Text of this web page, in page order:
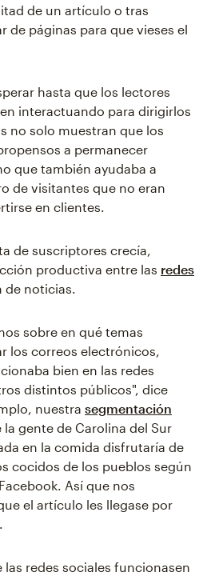
de un artículo o tras
de páginas para que vieses el
hasta que los lectores
interactuando para dirigirlos
no solo muestran que los
a permanecer
que también ayudaba a
de visitantes que no eran
en clientes.
de suscriptores crecía,
productiva entre las redes
de noticias.
sobre en qué temas
los correos electrónicos,
bien en las redes
distintos públicos", dice
nuestra segmentación
gente de Carolina del Sur
en la comida disfrutaría de
cocidos de los pueblos según
Así que nos
el artículo les llegase por
las redes sociales funcionasen